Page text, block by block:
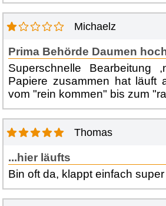
Michaelz
Prima Behörde Daumen
Superschnelle
Papiere zusammen hat läuft
vom "rein kommen" bis zum
Thomas
...hier läufts
Bin oft da, klappt einfach super